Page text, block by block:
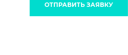
ОТПРАВИТЬ ЗАЯВКУ